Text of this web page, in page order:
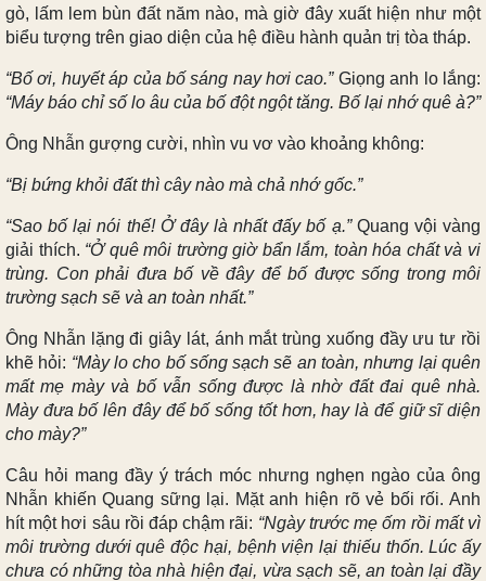
gò, lấm lem bùn đất năm nào, mà giờ đây xuất hiện như một
biểu tượng trên giao diện của hệ điều hành quản trị tòa tháp.
“Bố ơi, huyết áp của bố sáng nay hơi cao.”Giọng anh lo lắng:
“Máy báo chỉ số lo âu của bố đột ngột tăng. Bố lại nhớ quê à?”
Ông Nhẫn gượng cười, nhìn vu vơ vào khoảng không:
“Bị bứng khỏi đất thì cây nào mà chả nhớ gốc.”
“Sao bố lại nói thế! Ở đây là nhất đấy bố ạ.”Quang vội vàng
giải thích. “Ở quê môi trường giờ bẩn lắm, toàn hóa chất và vi
trùng. Con phải đưa bố về đây để bố được sống trong môi
trường sạch sẽ và an toàn nhất.”
Ông Nhẫn lặng đi giây lát, ánh mắt trùng xuống đầy ưu tư rồi
khẽ hỏi: “Mày lo cho bố sống sạch sẽ an toàn, nhưng lại quên
mất mẹ mày và bố vẫn sống được là nhờ đất đai quê nhà.
Mày đưa bố lên đây để bố sống tốt hơn, hay là để giữ sĩ diện
cho mày?”
Câu hỏi mang đầy ý trách móc nhưng nghẹn ngào của ông
Nhẫn khiến Quang sững lại. Mặt anh hiện rõ vẻ bối rối. Anh
hít một hơi sâu rồi đáp chậm rãi: “Ngày trước mẹ ốm rồi mất vì
môi trường dưới quê độc hại, bệnh viện lại thiếu thốn. Lúc ấy
chưa có những tòa nhà hiện đại, vừa sạch sẽ, an toàn lại đầy